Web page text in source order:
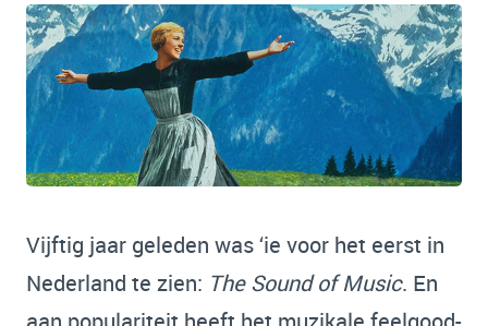
Vijftig jaar geleden was ‘ie voor het eerst in
Nederland te zien: The Sound of Music. En